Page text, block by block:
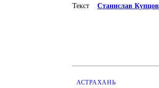
Текст Станислав Купцов
АСТРАХАНЬ